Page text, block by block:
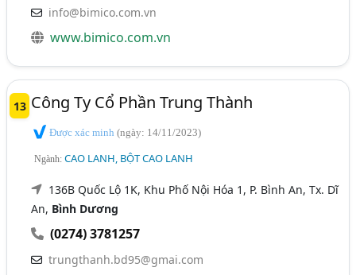
info@bimico.com.vn
www.bimico.com.vn
13 Công Ty Cổ Phần Trung Thành
Được xác minh(ngày: 14/11/2023)
Ngành:CAO LANH, BỘT CAO LANH
136B Quốc Lộ 1K, Khu Phố Nội Hóa 1, P. Bình An, Tx. Dĩ
An, Bình Dương
(0274) 3781257
trungthanh.bd95@gmai.com